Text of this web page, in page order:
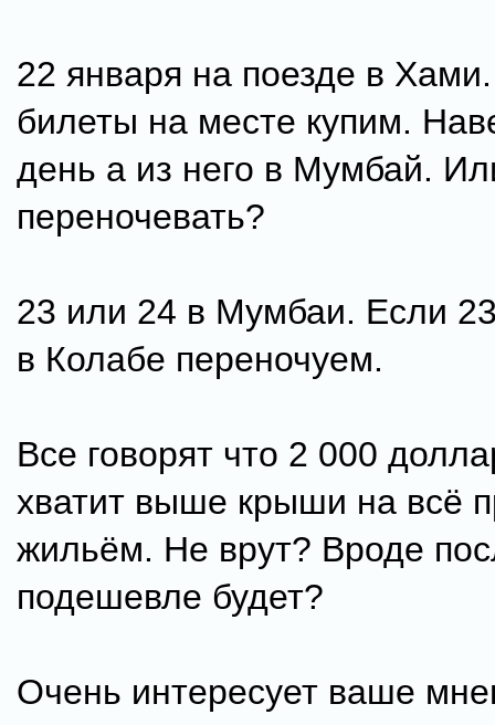
22 января на поезде в
билеты на месте купим.
день а из него в Мумбай.
переночевать?
23 или 24 в Мумбаи. Если
в Колабе переночуем.
Все говорят что 2 000
хватит выше крыши на всё
жильём. Не врут? Вроде
подешевле будет?
Очень интересует ваше